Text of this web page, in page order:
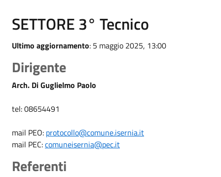
SETTORE 3° Tecnico
Ultimo aggiornamento: 5 maggio 2025, 13:00
Dirigente
Arch. Di Guglielmo Paolo
tel: 08654491
mail PEO: protocollo@comune.isernia.it
mail PEC:comuneisernia@pec.it
Referenti